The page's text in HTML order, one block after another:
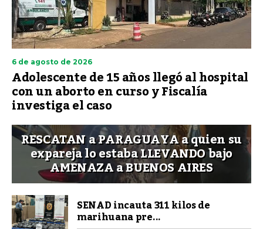
6 de agosto de 2026
Adolescente de 15 años llegó al hospital
con un aborto en curso y Fiscalía
investiga el caso
RESCATAN a PARAGUAYA a quien su
expareja lo estaba LLEVANDO bajo
AMENAZA a BUENOS AIRES
SENAD incauta 311 kilos de
marihuana pre...